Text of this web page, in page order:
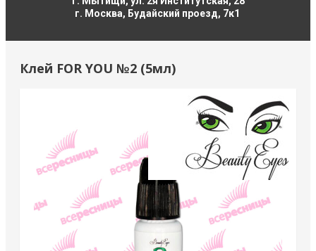
г. Москва, Будайский проезд, 7к1
Клей FOR YOU №2 (5мл)